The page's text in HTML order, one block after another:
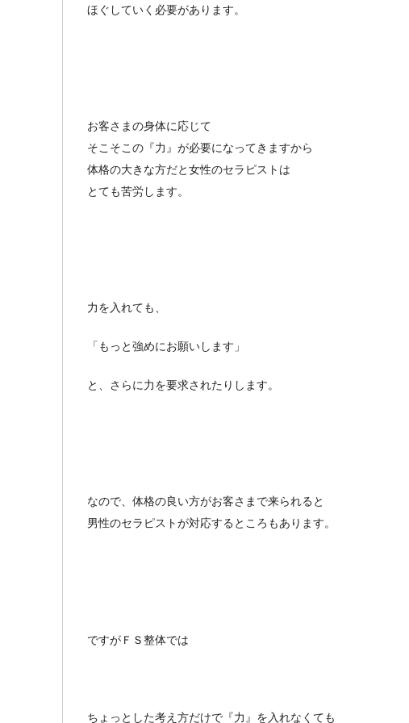
ほぐしていく必要があります。
お客さまの身体に応じて
そこそこの『力』が必要になってきますから
体格の大きな方だと女性のセラピストは
とても苦労します。
力を入れても、
「もっと強めにお願いします」
と、さらに力を要求されたりします。
なので、体格の良い方がお客さまで来られると
男性のセラピストが対応するところもあります。
ですがＦＳ整体では
ちょっとした考え方だけで『力』を入れなくても